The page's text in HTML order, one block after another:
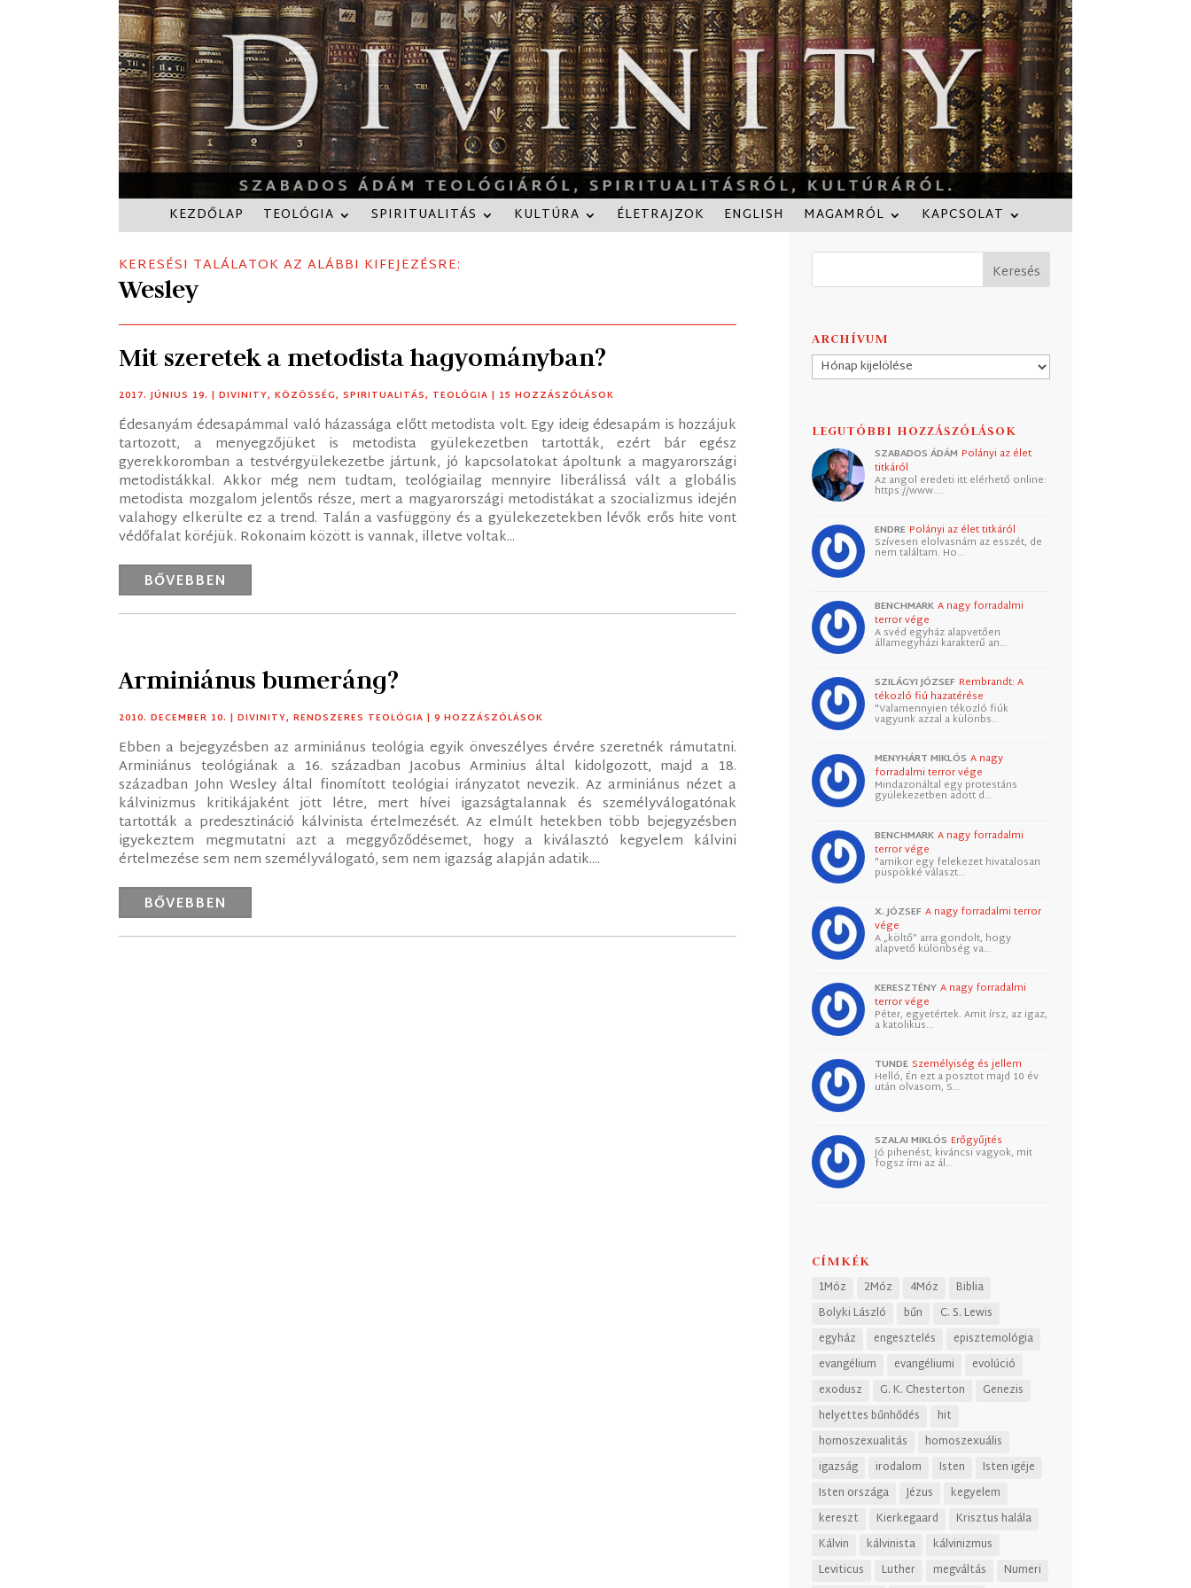
KEZDŐLAP TEOLÓGIA SPIRITUALITÁS KULTÚRA ÉLETRAJZOK ENGLISH MAGAMRÓL KAPCSOLAT
KERESÉSI TALÁLATOK AZ ALÁBBI KIFEJEZÉSRE:
Wesley
Mit szeretek a metodista hagyományban?
2017. JÚNIUS 19. |DIVINITY,KÖZÖSSÉG,SPIRITUALITÁS, TEOLÓGIA | 15 HOZZÁSZÓLÁSOK
Édesanyám édesapámmal való házassága előtt metodista volt. Egy ideig édesapám is hozzájuk
tartozott, a menyegzőjüket is metodista gyülekezetben tartották, ezért bár egész
gyerekkoromban a testvérgyülekezetbe jártunk, jó kapcsolatokat ápoltunk a magyarországi
metodistákkal. Akkor még nem tudtam, teológiailag mennyire liberálissá vált a globális
metodista mozgalom jelentős része, mert a magyarországi metodistákat a szocializmus idején
valahogy elkerülte ez a trend. Talán a vasfüggöny és a gyülekezetekben lévők erős hite vont
védőfalat köréjük. Rokonaim között is vannak, illetve voltak...
BŐVEBBEN
Arminiánus bumeráng?
2010. DECEMBER 10. |DIVINITY,RENDSZERES TEOLÓGIA | 9 HOZZÁSZÓLÁSOK
Ebben a bejegyzésben az arminiánus teológia egyik önveszélyes érvére szeretnék rámutatni.
Arminiánus teológiának a 16. században Jacobus Arminius által kidolgozott, majd a 18.
században John Wesley által finomított teológiai irányzatot nevezik. Az arminiánus nézet a
kálvinizmus kritikájaként jött létre, mert hívei igazságtalannak és személyválogatónak
tartották a predesztináció kálvinista értelmezését. Az elmúlt hetekben több bejegyzésben
igyekeztem megmutatni azt a meggyőződésemet, hogy a kiválasztó kegyelem kálvini
értelmezése sem nem személyválogató, sem nem igazság alapján adatik....
BŐVEBBEN
ARCHÍVUM
Archívum
LEGUTÓBBI HOZZÁSZÓLÁSOK
SZABADOS ÁDÁM Polányi az élet
titkáról
Az angol eredeti itt elérhető online:
https://www.…
ENDRE Polányi az élet titkáról
Szívesen elolvasnám az esszét, de
nem találtam. Ho…
BENCHMARK A nagy forradalmi
terror vége
A svéd egyház alapvetően
államegyházi karakterű an…
SZILÁGYI JÓZSEF Rembrandt: A
tékozló fiú hazatérése
"Valamennyien tékozló fiúk
vagyunk azzal a különbs…
MENYHÁRT MIKLÓS A nagy
forradalmi terror vége
Mindazonáltal egy protestáns
gyülekezetben adott d…
BENCHMARK A nagy forradalmi
terror vége
"amikor egy felekezet hivatalosan
püspökké választ…
X. JÓZSEF A nagy forradalmi terror
vége
A „költő” arra gondolt, hogy
alapvető különbség va…
KERESZTÉNY A nagy forradalmi
terror vége
Péter, egyetértek. Amit írsz, az igaz,
a katolikus…
TUNDE Személyiség és jellem
Helló, Én ezt a posztot majd 10 év
után olvasom, S…
SZALAI MIKLÓS Erőgyűjtés
Jó pihenést, kiváncsi vagyok, mit
fogsz írni az ál…
CÍMKÉK
1Móz 2Móz 4Móz
Biblia
Bolyki László
bűn
C. S. Lewis
egyház
engesztelés
episztemológia
evangélium
evangéliumi
evolúció
exodusz
G. K. Chesterton
Genezis
helyettes bűnhődés
hit
homoszexualitás
homoszexuális
igazság
irodalom Isten
Isten igéje
Isten országa
Jézus
kegyelem
kereszt
Kierkegaard
Krisztus halála
Kálvin
kálvinista
kálvinizmus
Leviticus
Luther megváltás
Numeri